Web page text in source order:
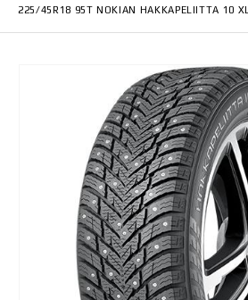
225/45R18 95T NOKIAN HAKKAPELIITTA 10 XL